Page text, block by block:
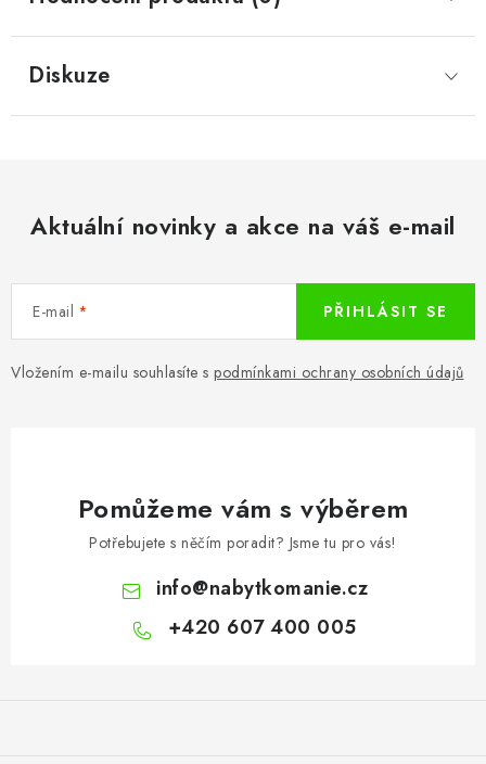
Diskuze
Aktuální novinky a akce na váš e-mail
E-mail
Vložením e-mailu souhlasíte s podmínkami ochrany osobních údajů
PŘIHLÁSIT SE
Pomůžeme vám s výběrem
Potřebujete s něčím poradit? Jsme tu pro vás!
info@nabytkomanie.cz
+420 607 400 005